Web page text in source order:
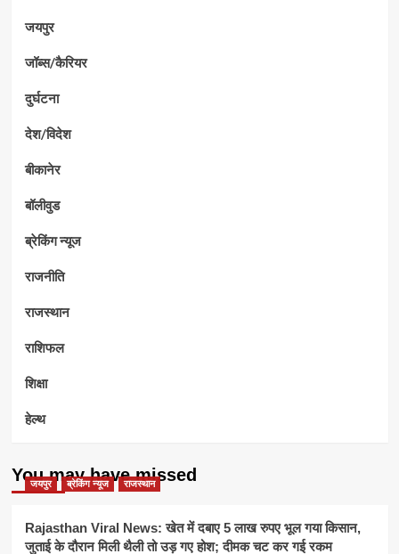
जयपुर
जॉब्स/कैरियर
दुर्घटना
देश/विदेश
बीकानेर
बॉलीवुड
ब्रेकिंग न्यूज
राजनीति
राजस्थान
राशिफल
शिक्षा
हेल्थ
You may have missed
जयपुर ब्रेकिंग न्यूज राजस्थान
Rajasthan Viral News: खेत में दबाए 5 लाख रुपए भूल गया किसान,
जुताई के दौरान मिली थैली तो उड़ गए होश; दीमक चट कर गई रकम